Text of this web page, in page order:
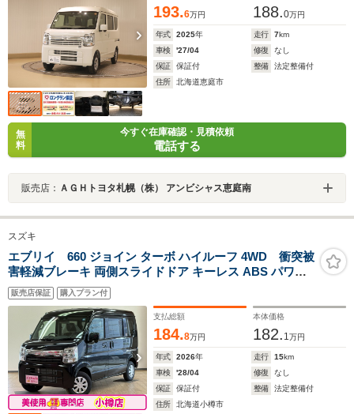
193.6万円 188.0万円
年式 2025年 走行 7km
車検
'27/04 修復
なし
保証
保証付 整備
法定整備付
住所
北海道恵庭市
無
料
今すぐ在庫確認・見積依頼
電話する
販売店： ＡＧＨトヨタ札幌（株） アンビシャス恵庭南
スズキ
エブリイ 660 ジョイン ターボ ハイルーフ 4WD 衝突被
害軽減ブレーキ 両側スライドドア キーレス ABS パワー
ウィンドウ 電動格納ミラー 横滑り防止 PW PS アイドリ
ングストップ フルオートエアコン プッシュエンジンスタ
販売店保証 購入プラン付
支払総額
184.8万円
本体価格
182. 1万円
年式 2026年 走行 15km
車検
'28/04 修復
なし
保証
保証付 整備
法定整備付
住所
北海道小樽市